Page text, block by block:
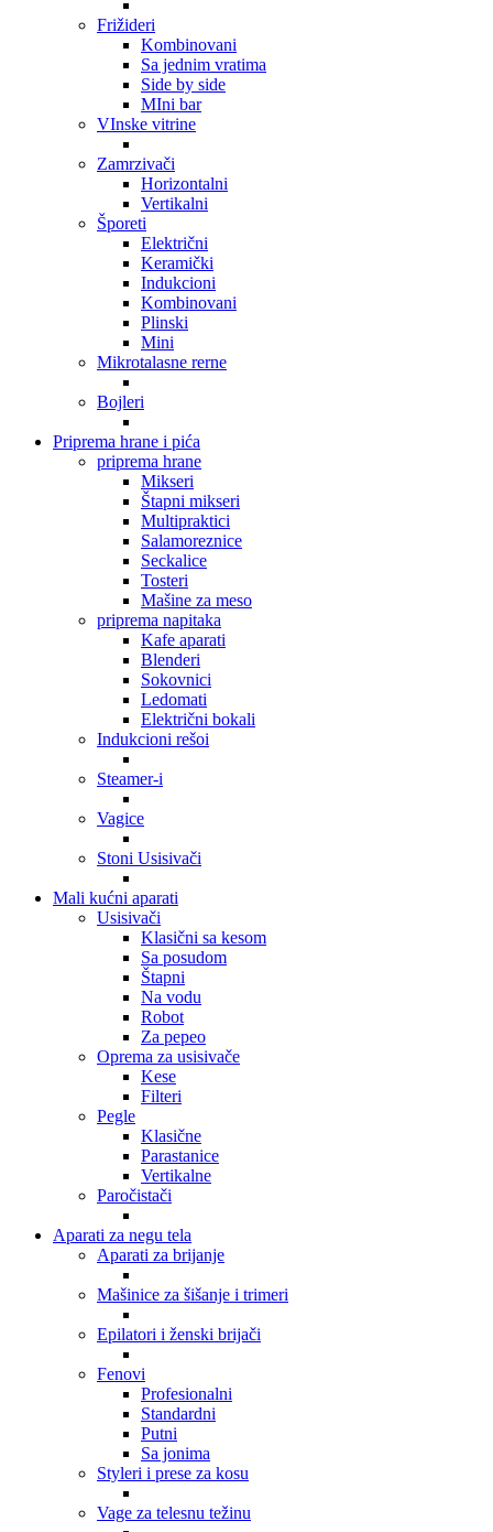
Frižideri
Kombinovani
Sa jednim vratima
Side by side
MIni bar
VInske vitrine
Zamrzivači
Horizontalni
Vertikalni
Šporeti
Električni
Keramički
Indukcioni
Kombinovani
Plinski
Mini
Mikrotalasne rerne
Bojleri
Priprema hrane i pića
priprema hrane
Mikseri
Štapni mikseri
Multipraktici
Salamoreznice
Seckalice
Tosteri
Mašine za meso
priprema napitaka
Kafe aparati
Blenderi
Sokovnici
Ledomati
Električni bokali
Indukcioni rešoi
Steamer-i
Vagice
Stoni Usisivači
Mali kućni aparati
Usisivači
Klasični sa kesom
Sa posudom
Štapni
Na vodu
Robot
Za pepeo
Oprema za usisivače
Kese
Filteri
Pegle
Klasične
Parastanice
Vertikalne
Paročistači
Aparati za negu tela
Aparati za brijanje
Mašinice za šišanje i trimeri
Epilatori i ženski brijači
Fenovi
Profesionalni
Standardni
Putni
Sa jonima
Styleri i prese za kosu
Vage za telesnu težinu